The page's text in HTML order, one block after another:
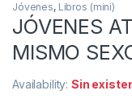
Jóvenes, Libros (mini)
JÓVENES
MISMO
Availability:Sin